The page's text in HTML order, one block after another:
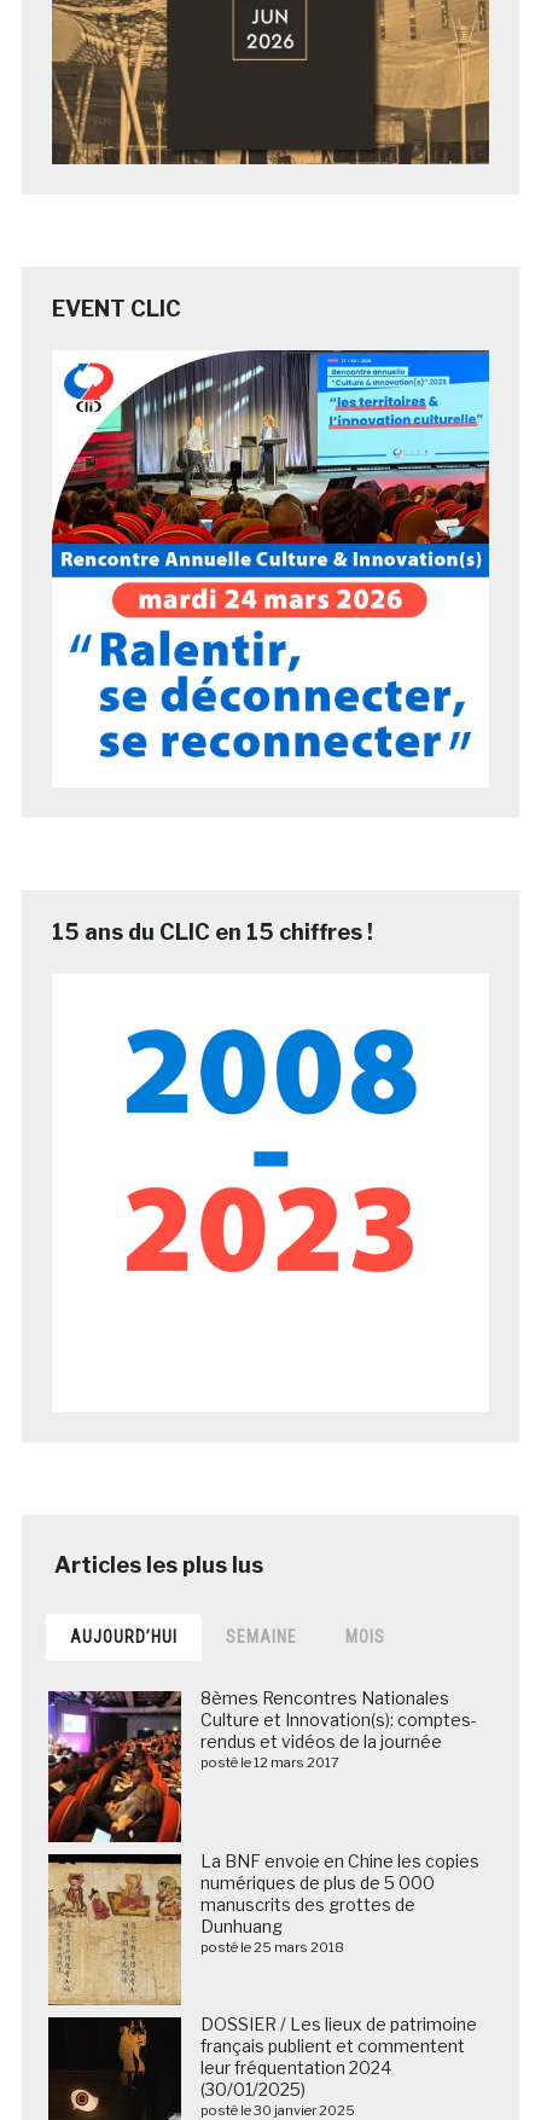
EVENT CLIC
15 ans du CLIC en 15 chiffres !
AUJOURD’HUI SEMAINE MOIS
8èmes Rencontres Nationales
Culture et Innovation(s): comptes-
rendus et vidéos de la journée
posté le 12 mars 2017
La BNF envoie en Chine les copies
numériques de plus de 5 000
manuscrits des grottes de
Dunhuang
posté le 25 mars 2018
DOSSIER / Les lieux de patrimoine
français publient et commentent
leur fréquentation 2024
(30/01/2025)
posté le 30 janvier 2025